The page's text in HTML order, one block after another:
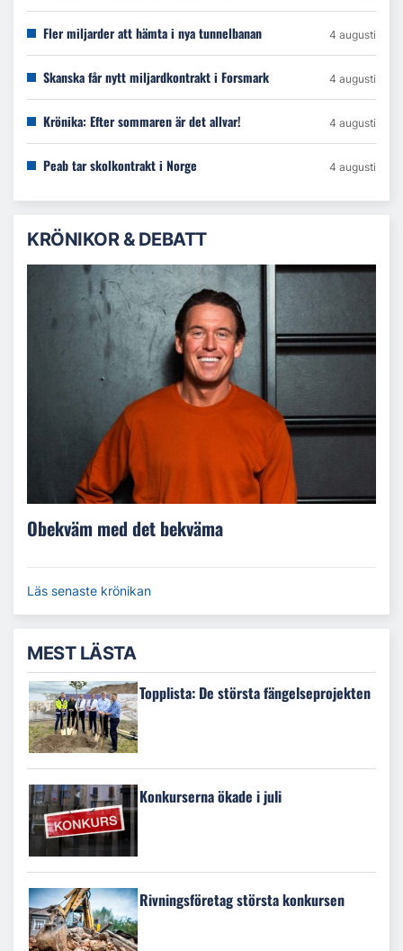
Fler miljarder att hämta i nya tunnelbanan 4 augusti
Skanska får nytt miljardkontrakt i Forsmark 4 augusti
Krönika: Efter sommaren är det allvar! 4 augusti
Peab tar skolkontrakt i Norge 4 augusti
KRÖNIKOR & DEBATT
Obekväm med det bekväma
Läs senaste krönikan
MEST LÄSTA
Topplista: De största fängelseprojekten
Konkurserna ökade i juli
Rivningsföretag största konkursen